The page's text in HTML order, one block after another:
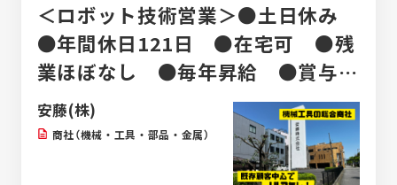
＜ロボット技術営業＞●土日休み
●年間休日121日 ●在宅可 ●残
業ほぼなし ●毎年昇給 ●賞与年
3回 ●各種手当あり
安藤(株)
商社（機械・工具・部品・金属）